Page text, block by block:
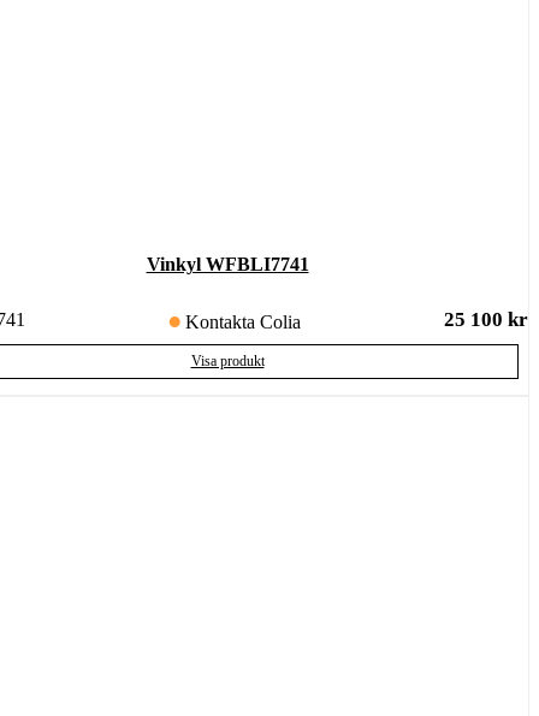
Vinkyl WFBLI7741
Kontakta Colia 25 100 kr
Visa produkt